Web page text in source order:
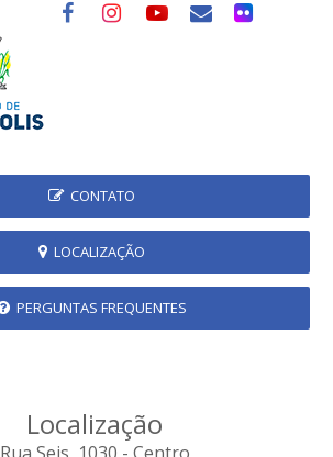
CONTATO
LOCALIZAÇÃO
PERGUNTAS FREQUENTES
Localização
Rua Seis, 1030 - Centro